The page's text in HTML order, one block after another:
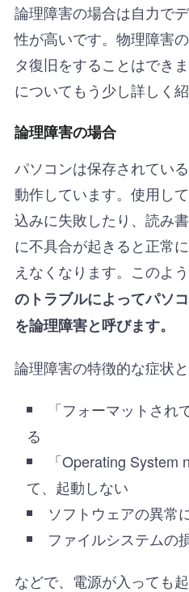
論理障害の場合は自力で
性が高いです。物理障害
タ復旧をすることはでき
についてもう少し詳しく
論理障害の場合
パソコンは保存されてい
動作しています。使用し
込みに失敗したり、読み
に不具合が起きると正常
えなくなります。このよ
のトラブルによってパソ
を論理障害と呼びます。
論理障害の特徴的な症状
「フォーマットさ
る
「Operating
て、起動しない
ソフトウェアの異常
ファイルシステムの
などで、電源が入っても